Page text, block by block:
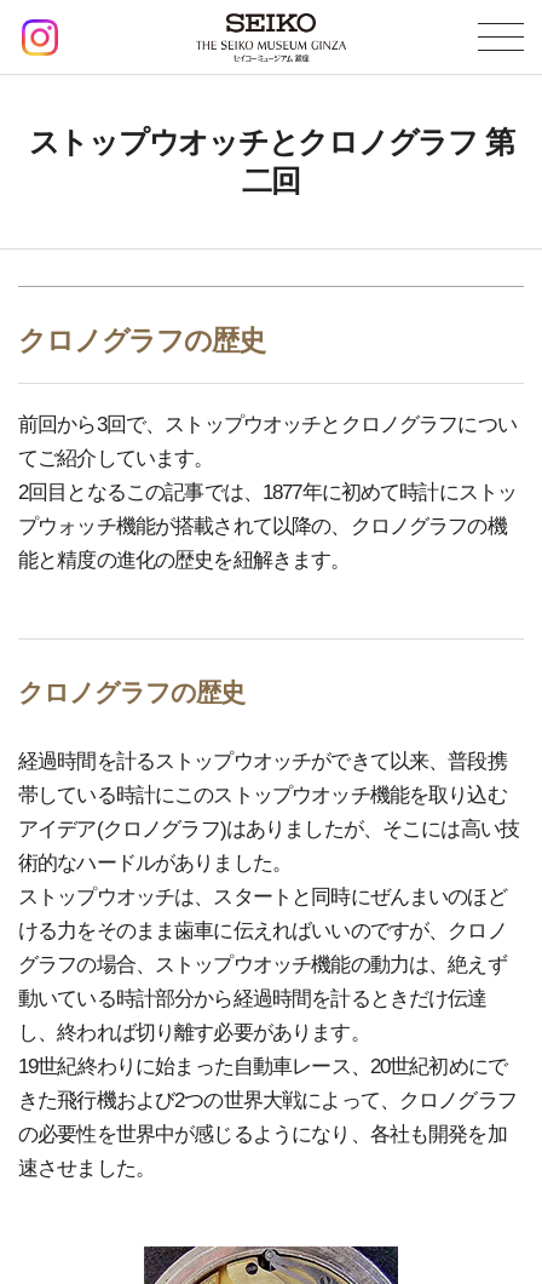
ストップウオッチとクロノグラフ 第
二回
クロノグラフの歴史
前回から3回で、ストップウオッチとクロノグラフについ
てご紹介しています。
2回目となるこの記事では、1877年に初めて時計にストッ
プウォッチ機能が搭載されて以降の、クロノグラフの機
能と精度の進化の歴史を紐解きます。
クロノグラフの歴史
経過時間を計るストップウオッチができて以来、普段携
帯している時計にこのストップウオッチ機能を取り込む
アイデア(クロノグラフ)はありましたが、そこには高い技
術的なハードルがありました。
ストップウオッチは、スタートと同時にぜんまいのほど
ける力をそのまま歯車に伝えればいいのですが、クロノ
グラフの場合、ストップウオッチ機能の動力は、絶えず
動いている時計部分から経過時間を計るときだけ伝達
し、終われば切り離す必要があります。
19世紀終わりに始まった自動車レース、20世紀初めにで
きた飛行機および2つの世界大戦によって、クロノグラフ
の必要性を世界中が感じるようになり、各社も開発を加
速させました。